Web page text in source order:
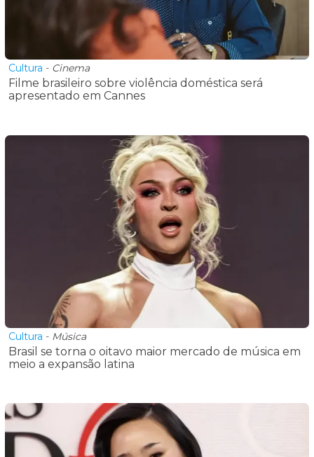
Cultura - Cinema
Filme brasileiro sobre violência doméstica será
apresentado em Cannes
Cultura - Música
Brasil se torna o oitavo maior mercado de música em
meio a expansão latina